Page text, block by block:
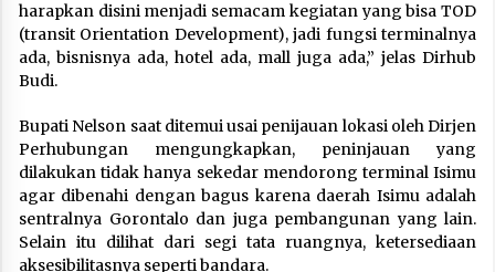
harapkan disini menjadi semacam kegiatan yang bisa TOD
(transit Orientation Development), jadi fungsi terminalnya
ada, bisnisnya ada, hotel ada, mall juga ada,” jelas Dirhub
Budi.
Bupati Nelson saat ditemui usai penijauan lokasi oleh Dirjen
Perhubungan mengungkapkan, peninjauan yang
dilakukan tidak hanya sekedar mendorong terminal Isimu
agar dibenahi dengan bagus karena daerah Isimu adalah
sentralnya Gorontalo dan juga pembangunan yang lain.
Selain itu dilihat dari segi tata ruangnya, ketersediaan
aksesibilitasnya seperti bandara.